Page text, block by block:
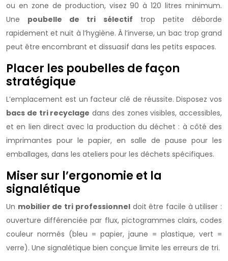
ou en zone de production, visez 90 à 120 litres minimum.
Une poubelle de tri sélectif trop petite déborde
rapidement et nuit à l’hygiène. À l’inverse, un bac trop grand
peut être encombrant et dissuasif dans les petits espaces.
Placer les poubelles de façon
stratégique
L’emplacement est un facteur clé de réussite. Disposez vos
bacs de tri recyclage dans des zones visibles, accessibles,
et en lien direct avec la production du déchet : à côté des
imprimantes pour le papier, en salle de pause pour les
emballages, dans les ateliers pour les déchets spécifiques.
Miser sur l’ergonomie et la
signalétique
Un mobilier de tri professionneldoit être facile à utiliser :
ouverture différenciée par flux, pictogrammes clairs, codes
couleur normés (bleu = papier, jaune = plastique, vert =
verre). Une signalétique bien conçue limite les erreurs de tri.